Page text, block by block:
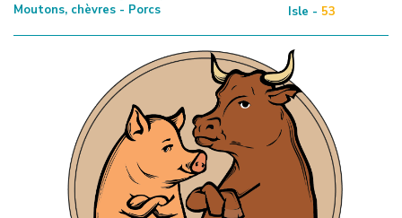
Moutons, chèvres - Porcs
Isle - 53